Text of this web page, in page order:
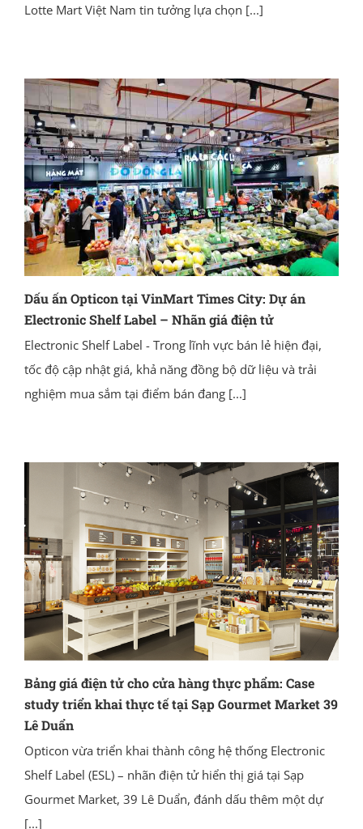
Lotte Mart Việt Nam tin tưởng lựa chọn [...]
Dấu ấn Opticon tại VinMart Times City: Dự án
Electronic Shelf Label – Nhãn giá điện tử
Electronic Shelf Label - Trong lĩnh vực bán lẻ hiện đại,
tốc độ cập nhật giá, khả năng đồng bộ dữ liệu và trải
nghiệm mua sắm tại điểm bán đang[...]
Bảng giá điện tử cho cửa hàng thực phẩm: Case
study triển khai thực tế tại Sạp Gourmet Market 39
Lê Duẩn
Opticon vừa triển khai thành công hệ thống Electronic
Shelf Label (ESL) – nhãn điện tử hiển thị giá tại Sạp
Gourmet Market, 39 Lê Duẩn, đánh dấu thêm một dự
[...]